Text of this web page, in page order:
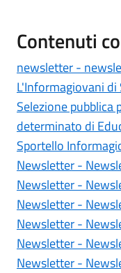
Contenuti
newsletter -
L'Informagiovani di
Selezione pubblica
determinato di
Sportello
Newsletter -
Newsletter -
Newsletter -
Newsletter -
Newsletter -
Newsletter -